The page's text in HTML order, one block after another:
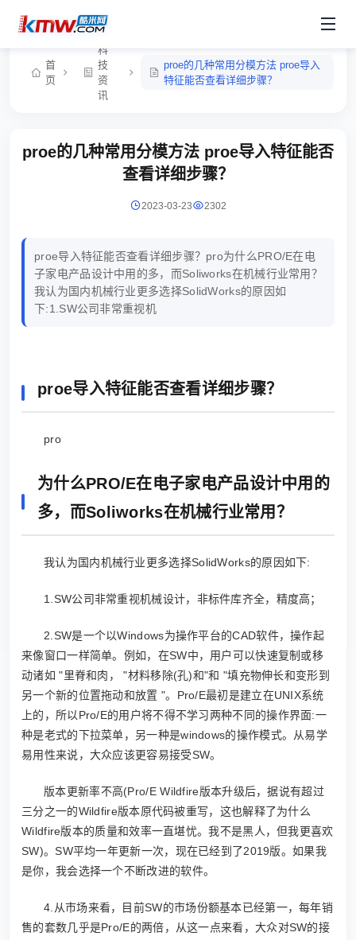
首
页
科
技
资
讯
proe的几种常用分模方法 proe导入
特征能否查看详细步骤？
proe的几种常用分模方法 proe导入特征能否
查看详细步骤？
2023-03-23 2302
proe导入特征能否查看详细步骤？pro为什么PRO/E在电
子家电产品设计中用的多，而Soliworks在机械行业常用？
我认为国内机械行业更多选择SolidWorks的原因如
下:1.SW公司非常重视机
proe导入特征能否查看详细步骤？
pro
为什么PRO/E在电子家电产品设计中用的
多，而Soliworks在机械行业常用？
我认为国内机械行业更多选择SolidWorks的原因如下:
1.SW公司非常重视机械设计，非标件库齐全，精度高；
2.SW是一个以Windows为操作平台的CAD软件，操作起
来像窗口一样简单。例如，在SW中，用户可以快速复制或移
动诸如 "里脊和肉， "材料移除(孔)和"和 "填充物伸长和变形到
另一个新的位置拖动和放置 "。Pro/E最初是建立在UNIX系统
上的，所以Pro/E的用户将不得不学习两种不同的操作界面:一
种是老式的下拉菜单，另一种是windows的操作模式。从易学
易用性来说，大众应该更容易接受SW。
版本更新率不高(Pro/E Wildfire版本升级后，据说有超过
三分之一的Wildfire版本原代码被重写，这也解释了为什么
Wildfire版本的质量和效率一直堪忧。我不是黑人，但我更喜欢
SW)。SW平均一年更新一次，现在已经到了2019版。如果我
是你，我会选择一个不断改进的软件。
4.从市场来看，目前SW的市场份额基本已经第一，每年销
售的套数几乎是Pro/E的两倍，从这一点来看，大众对SW的接